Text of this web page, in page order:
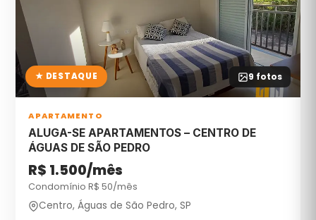
9 fotos
★ DESTAQUE
APARTAMENTO
ALUGA-SE APARTAMENTOS – CENTRO DE
ÁGUAS DE SÃO PEDRO
R$ 1.500/mês
Condomínio R$50/mês
Centro, Águas de São Pedro, SP